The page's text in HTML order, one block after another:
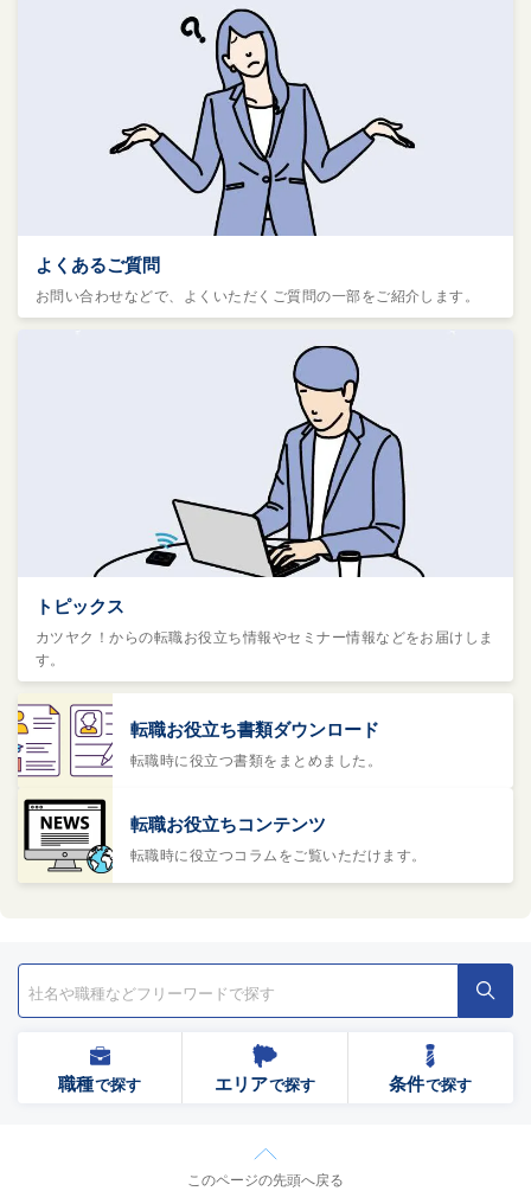
よくあるご質問
お問い合わせなどで、よくいただくご質問の一部をご紹介します。
トピックス
カツヤク！からの転職お役立ち情報やセミナー情報などをお届けしま
す。
転職お役立ち書類ダウンロード
転職時に役立つ書類をまとめました。
転職お役立ちコンテンツ
転職時に役立つコラムをご覧いただけます。
職種で探す エリアで探す 条件で探す
このページの先頭へ戻る